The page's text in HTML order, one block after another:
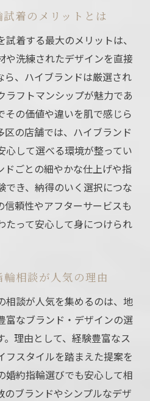
着のメリットとは
着する最大のメリットは、
や洗練されたデザインを直接
ら、ハイブランドは厳選され
ラフトマンシップが魅力であ
その価値や違いを肌で感じら
区の店舗では、ハイブランド
心して選べる環境が整ってい
ドごとの細やかな仕上げや指
でき、納得のいく選択につな
頼性やアフターサービスも
たって安心して身につけられ
相談が人気の理由
相談が人気を集めるのは、地
富なブランド・デザインの選
理由として、経験豊富なス
フスタイルを踏まえた提案を
婚約指輪選びでも安心して相
のブランドやシンプルなデザ